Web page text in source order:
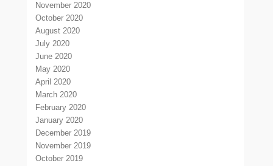
November 2020
October 2020
August 2020
July 2020
June 2020
May 2020
April 2020
March 2020
February 2020
January 2020
December 2019
November 2019
October 2019